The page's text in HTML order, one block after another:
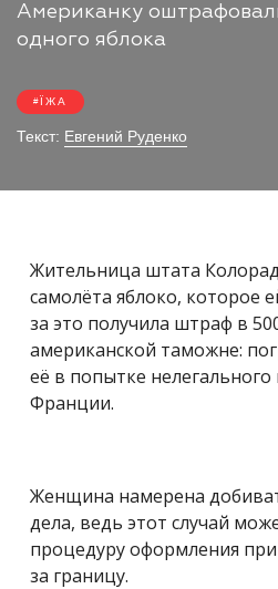
Американку
одного яблока
ЇЖА
Текст: Евгений Руденко
Жительница штата
самолёта яблоко, которое
за это получила штраф в
американской таможне:
её в попытке нелегального
Франции.
Женщина намерена
дела, ведь этот случай
процедуру оформления
за границу.